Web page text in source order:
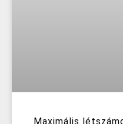
Maximális